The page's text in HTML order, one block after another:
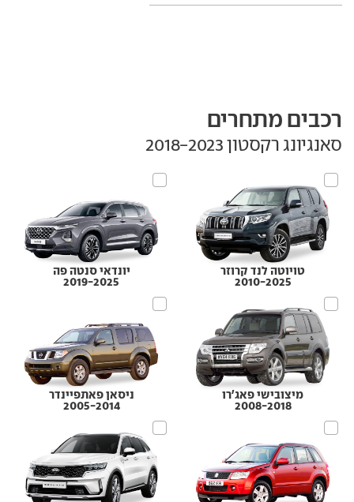
רכבים מתחרים
סאנגיונג רקסטון‏ 2018-2023
טויוטה לנד קרוזר
2010-2025
יונדאי סנטה פה
2019-2025
מיצובישי פאג'רו
2008-2018
ניסאן פאתפיינדר
2005-2014